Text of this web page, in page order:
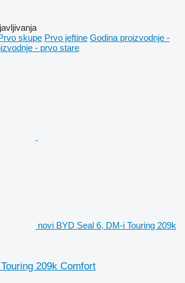
skupe Prvo jeftine Godina proizvodnje -
- prvo stare
novi BYD Seal 6, DM-i Touring 209k
209k Comfort